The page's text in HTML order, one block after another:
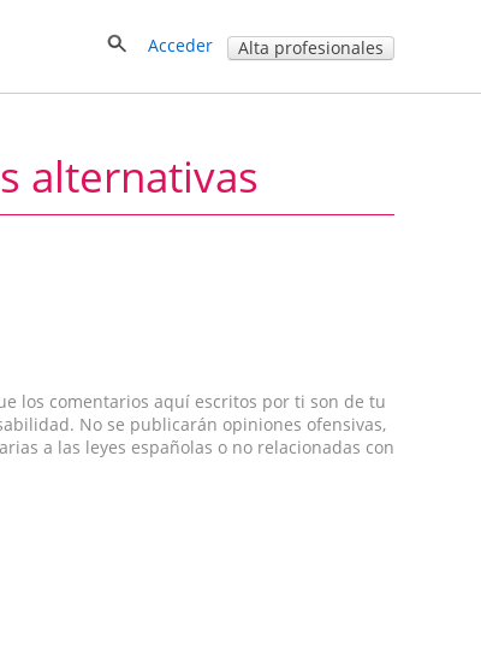
Acceder Alta profesionales
alternativas
los comentarios aquí escritos por ti son de tu
No se publicarán opiniones ofensivas,
a las leyes españolas o no relacionadas con